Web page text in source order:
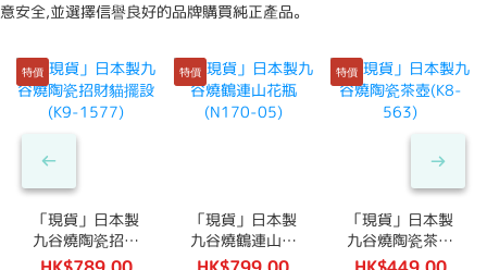
意安全,並選擇信譽良好的品牌購買純正產品。
特價
「現貨」日本製
九谷燒陶瓷招財
貓擺設(K9-
特價
「現貨」日本製
九谷燒鶴連山花
瓶(N170-05)
特價
「現貨」日本製
九谷燒陶瓷茶壺
(K8-563)